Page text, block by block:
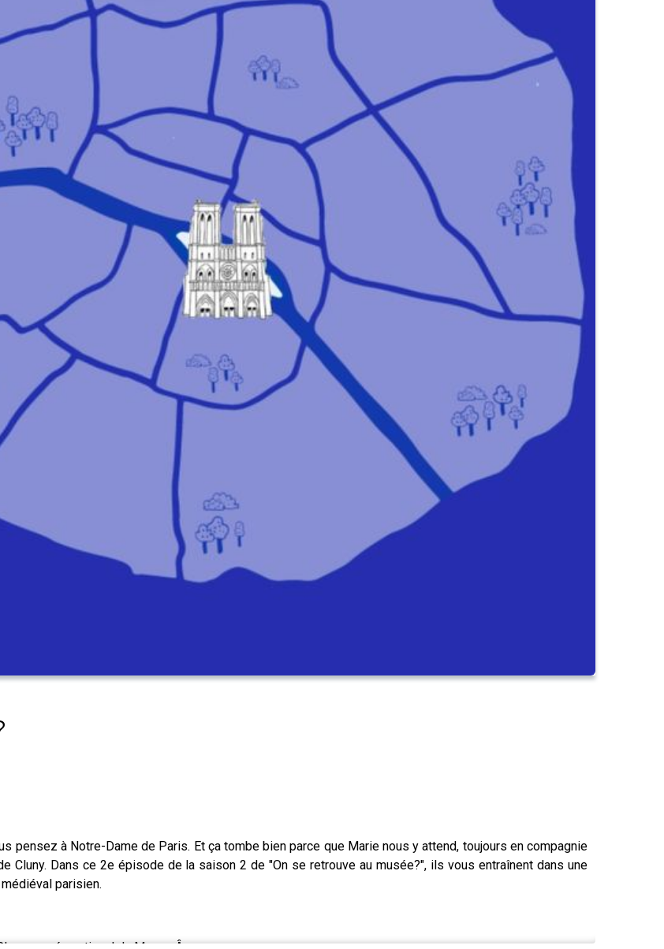
pensez à Notre-Dame de Paris. Et ça tombe bien parce que Marie nous y attend, toujours en compagnie
Cluny. Dans ce 2e épisode de la saison 2 de "On se retrouve au musée?", ils vous entraînent dans une
parisien.